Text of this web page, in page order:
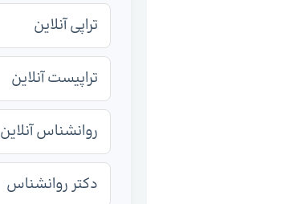
تراپی آنلاین
تراپیست آنلاین
روانشناس آنلاین
دکتر روانشناس